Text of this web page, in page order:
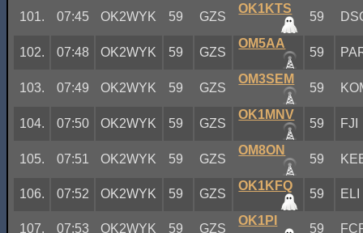
101. 07:45 OK2WYK 59 GZS
OK1KTS
59
102. 07:48 OK2WYK 59 GZS
OM5AA
59
103. 07:49 OK2WYK 59 GZS
OM3SEM
59
104. 07:50 OK2WYK 59 GZS
OK1MNV
59 FJI
105. 07:51 OK2WYK 59 GZS
OM8ON
59
106. 07:52 OK2WYK 59 GZS
OK1KFQ
59 ELI
107. 07:53 OK2WYK 59 GZS
OK1PI
59